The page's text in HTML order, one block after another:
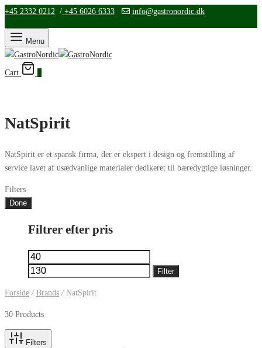
+45 2332 0212 / +45 6026 6333 info@gastronordic.dk
Menu
Cart
NatSpirit
NatSpirit er et spansk firma, der er ekspert i design og fremstilling af
service lavet af usædvanlige materialer dedikeret til bæredygtige løsninger.
Filters
Done
Filtrer efter pris
Mindste
pris
prisFilter
Forside / Brands /NatSpirit
30 Products
Filters